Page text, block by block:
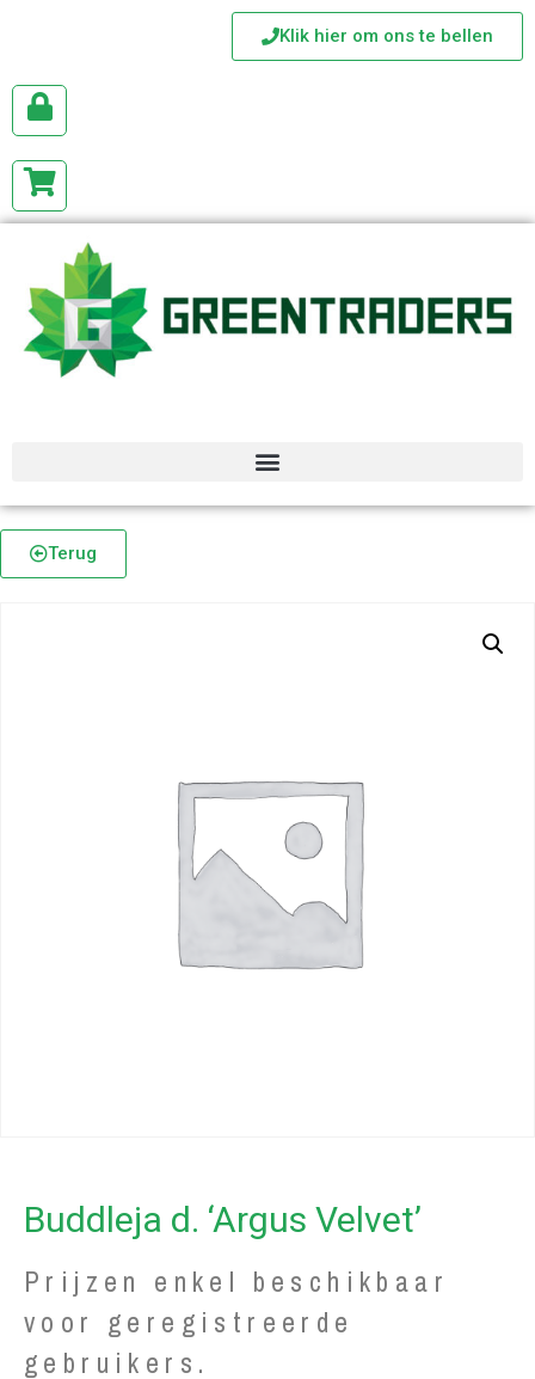
Klik hier om ons te bellen
Terug
Buddleja d. ‘Argus Velvet’
Prijzen enkel beschikbaar
voor geregistreerde
gebruikers.